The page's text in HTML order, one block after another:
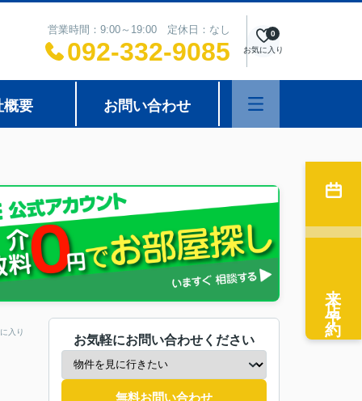
営業時間：9:00～19:00 定休日：なし
092-332-9085 お気に入り
0
概要 お問い合わせ
入り
お気軽にお問い合わせください
無料お問い合わせ
来店予約